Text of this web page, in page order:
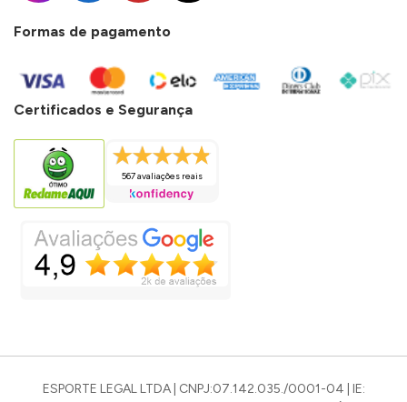
Formas de pagamento
Certificados e Segurança
567 avaliações reais
ESPORTE LEGAL LTDA | CNPJ:07.142.035./0001-04 | IE: